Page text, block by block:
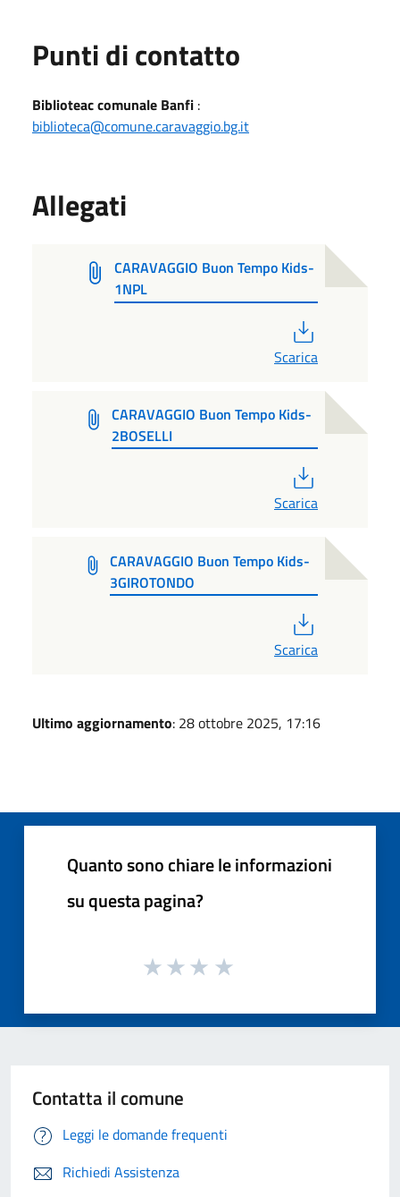
Punti di contatto
Biblioteac comunale Banfi :
biblioteca@comune.caravaggio.bg.it
Allegati
CARAVAGGIO Buon Tempo Kids-
1NPL
Scarica
CARAVAGGIO Buon Tempo Kids-
2BOSELLI
Scarica
CARAVAGGIO Buon Tempo Kids-
3GIROTONDO
Scarica
Ultimo aggiornamento: 28 ottobre 2025, 17:16
Quanto sono chiare le informazioni
su questa pagina?
Contatta il comune
Leggi le domande frequenti
Richiedi Assistenza